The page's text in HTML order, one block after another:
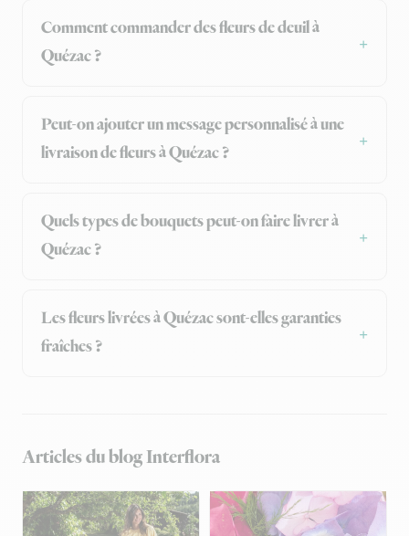
Comment commander des fleurs de deuil à
Quézac ?
Peut-on ajouter un message personnalisé à une
livraison de fleurs à Quézac ?
Quels types de bouquets peut-on faire livrer à
Quézac ?
Les fleurs livrées à Quézac sont-elles garanties
fraîches ?
Articles du blog Interflora